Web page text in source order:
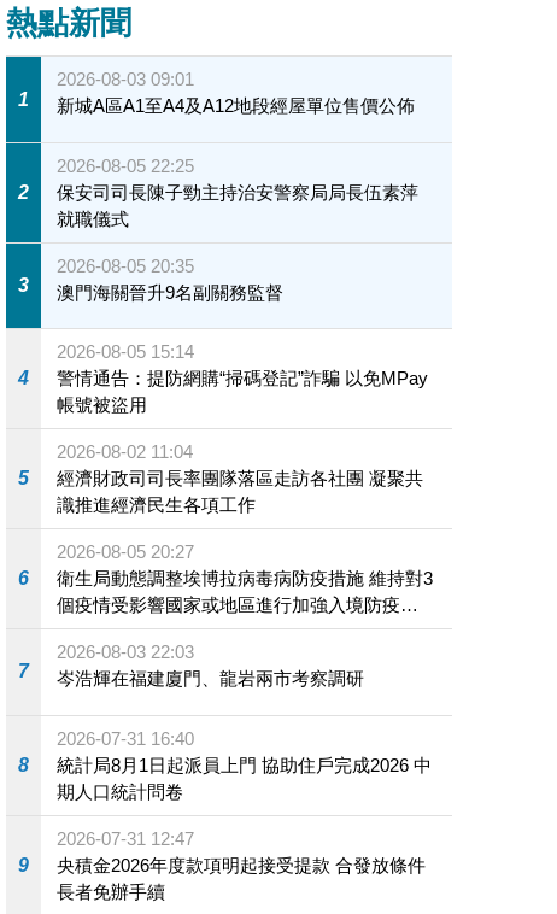
熱點新聞
1
2026-08-03 09:01
新城A區A1至A4及A12地段經屋單位售價公佈
2
2026-08-05 22:25
保安司司長陳子勁主持治安警察局局長伍素萍
就職儀式
3
2026-08-05 20:35
澳門海關晉升9名副關務監督
4
2026-08-05 15:14
警情通告：提防網購“掃碼登記”詐騙 以免MPay
帳號被盜用
5
2026-08-02 11:04
經濟財政司司長率團隊落區走訪各社團 凝聚共
識推進經濟民生各項工作
6
2026-08-05 20:27
衛生局動態調整埃博拉病毒病防疫措施 維持對3
個疫情受影響國家或地區進行加強入境防疫措
施
7
2026-08-03 22:03
岑浩輝在福建廈門、龍岩兩市考察調研
8
2026-07-31 16:40
統計局8月1日起派員上門 協助住戶完成2026 中
期人口統計問卷
9
2026-07-31 12:47
央積金2026年度款項明起接受提款 合發放條件
長者免辦手續